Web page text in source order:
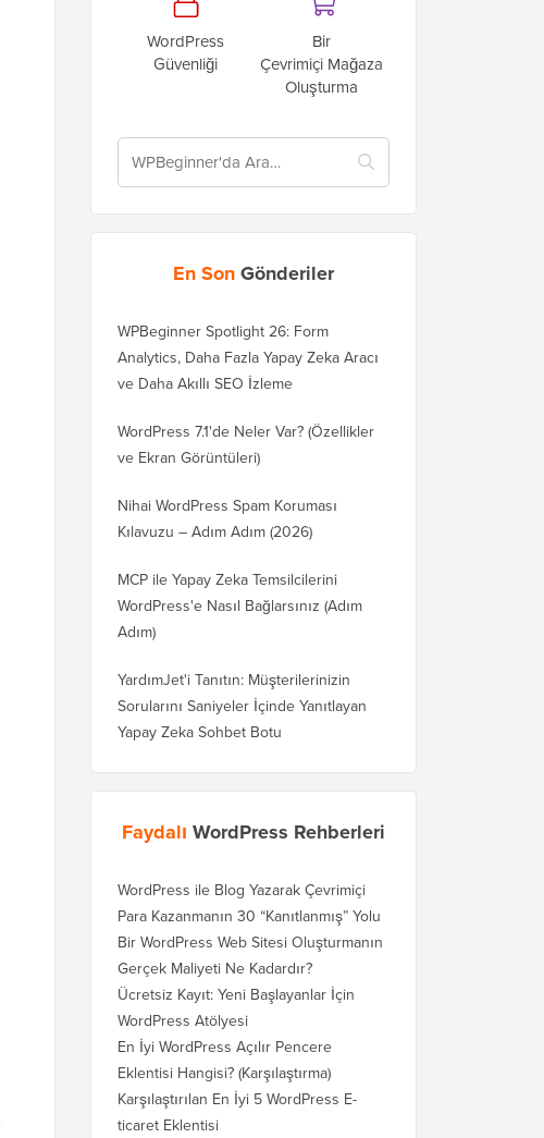
WordPress
Güvenliği
Bir
Çevrimiçi Mağaza
Oluşturma
En SonGönderiler
WPBeginner Spotlight 26: Form
Analytics, Daha Fazla Yapay Zeka Aracı
ve Daha Akıllı SEO İzleme
WordPress 7.1'de Neler Var? (Özellikler
ve Ekran Görüntüleri)
Nihai WordPress Spam Koruması
Kılavuzu – Adım Adım (2026)
MCP ile Yapay Zeka Temsilcilerini
WordPress'e Nasıl Bağlarsınız (Adım
Adım)
YardımJet'i Tanıtın: Müşterilerinizin
Sorularını Saniyeler İçinde Yanıtlayan
Yapay Zeka Sohbet Botu
Faydalı WordPress Rehberleri
WordPress ile Blog Yazarak Çevrimiçi
Para Kazanmanın 30 “Kanıtlanmış” Yolu
Bir WordPress Web Sitesi Oluşturmanın
Gerçek Maliyeti Ne Kadardır?
Ücretsiz Kayıt: Yeni Başlayanlar İçin
WordPress Atölyesi
En İyi WordPress Açılır Pencere
Eklentisi Hangisi? (Karşılaştırma)
Karşılaştırılan En İyi 5 WordPress E-
ticaret Eklentisi